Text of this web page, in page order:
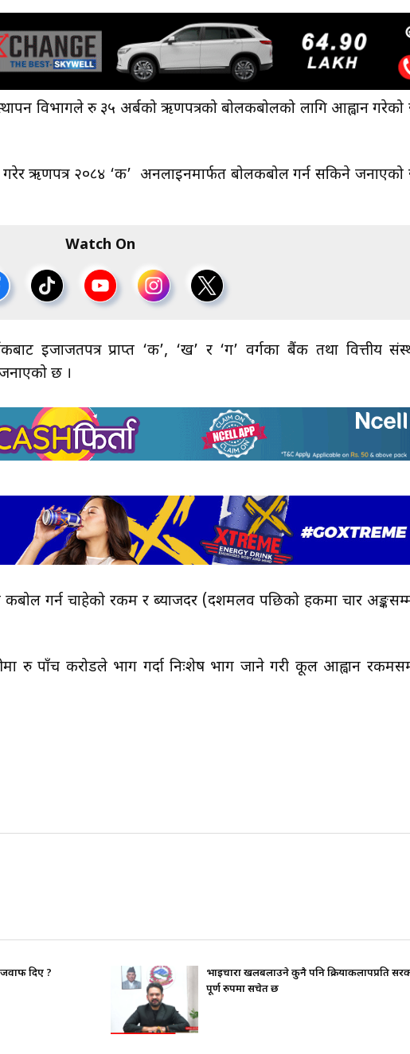
विभागले रु ३५ अर्बको ऋणपत्रको बोलकबोलको लागि आह्वान
गरेर ऋणपत्र २०८४ ‘क’ अनलाइनमार्फत बोलकबोल गर्न सकिने
Watch On
इजाजतपत्र प्राप्त ‘क’, ‘ख’ र ‘ग’ वर्गका बैंक तथा वित्तीय
जनाएको छ ।
कबोल गर्न चाहेको रकम र ब्याजदर (दशमलव पछिको हकमा चार
रु पाँच करोडले भाग गर्दा निःशेष भाग जाने गरी कूल आह्वान
सरकार
जिउँदै पार्टी कार्यालय जान चाहन्थे गोपालमान